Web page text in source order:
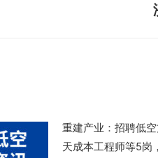
重建产业：招聘低
天成本工程师等5岗